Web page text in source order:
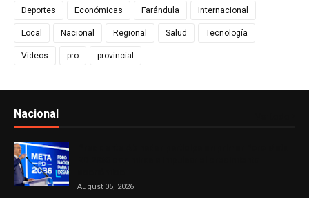
Deportes Económicas Farándula Internacional
Local Nacional Regional Salud Tecnología
Videos pro provincial
Nacional
August 05, 2026